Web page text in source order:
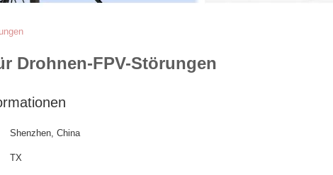
Drohnen-FPV-Störungen
Shenzhen, China
TX